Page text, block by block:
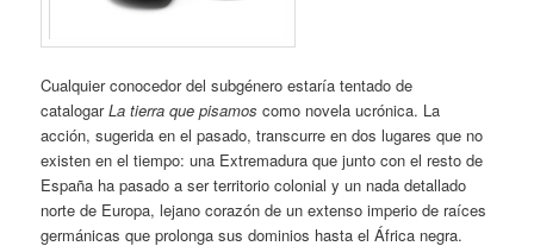
Cualquier conocedor del subgénero estaría tentado de
catalogarLa tierra que pisamos como novela ucrónica. La
acción, sugerida en el pasado, transcurre en dos lugares que no
existen en el tiempo: una Extremadura que junto con el resto de
España ha pasado a ser territorio colonial y un nada detallado
norte de Europa, lejano corazón de un extenso imperio de raíces
germánicas que prolonga sus dominios hasta el África negra.